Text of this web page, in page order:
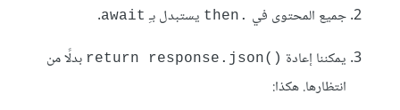
جميع المحتوى في .then يستبدل بـِ await
.
يمكننا إعادة return response.json()‎ بدلًا من
انتظارها. هكذا: